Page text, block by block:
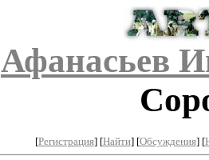
Афанасьев
[Регистрация] [Найти] [Обсуждения] [